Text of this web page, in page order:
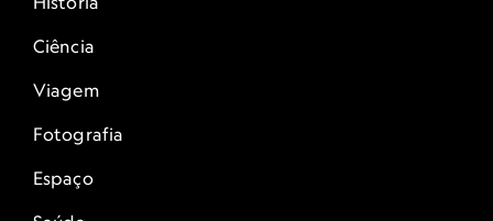
Ciência
Viagem
Fotografia
Espaço